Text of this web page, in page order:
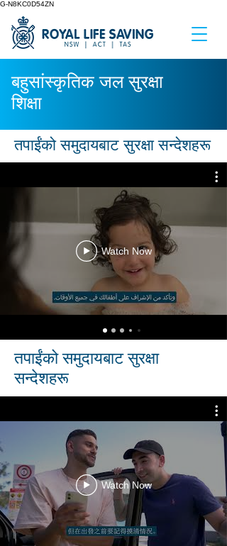
G-N8KC0D54ZN
बहुसांस्कृतिक जल सुरक्षा
शिक्षा
तपाईंको समुदायबाट सुरक्षा सन्देशहरू
Watch Now
तपाईंको समुदायबाट सुरक्षा
सन्देशहरू
Watch Now